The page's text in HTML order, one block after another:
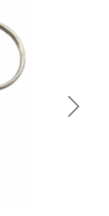
Další